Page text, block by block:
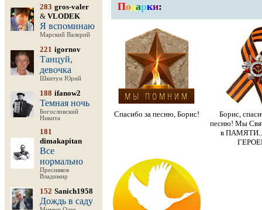
283 gros-valer
& VLODEK
Я вспоминаю
Марский Валерий
221 igornov
Танцуй,
девочка
Шкитун Юрий
188 ifanow2
Темная ночь
Богословский
Никита
181
dimakapitan
Все
нормально
Пресняков
Владимир
152 Sanich1958
Дождь в саду
Подарки:
Спасибо за песню, Борис!
Борис,
песню! Мы
в